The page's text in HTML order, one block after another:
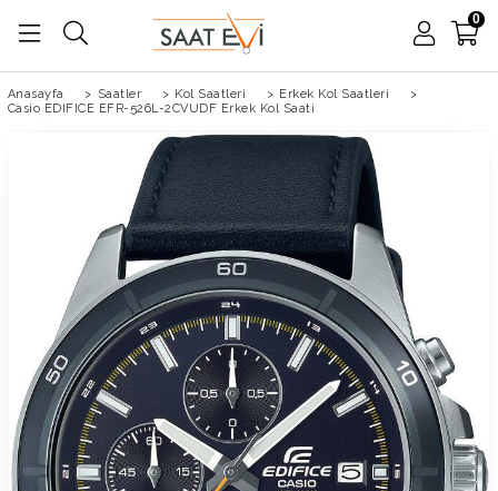
0
Anasayfa > Saatler > Kol Saatleri > Erkek Kol Saatleri
>
Casio EDIFICE EFR-526L-2CVUDF Erkek Kol Saati